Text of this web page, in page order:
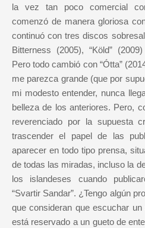
la vez tan poco comercial
comenzó de manera gloriosa
continuó con tres discos
Bitterness (2005), “Köld”
Pero todo cambió con “Ótta”
me parezca grande (que por
mi modesto entender, nunca
belleza de los anteriores. Pero,
reverenciado por la supuesta
trascender el papel de las
aparecer en todo tipo prensa,
de todas las miradas, incluso la
los islandeses cuando
“Svartir Sandar”. ¿Tengo algún
que consideran que escuchar
está reservado a un gueto de